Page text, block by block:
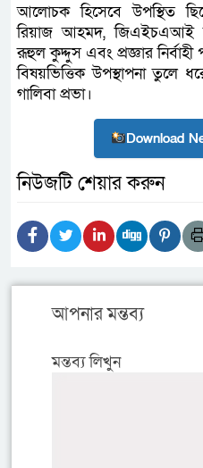
আলোচক হিসেবে উপস্থিত
রিয়াজ আহমদ, জিএইচএআই
রূহুল কুদ্দুস এবং প্রজ্ঞার
বিষয়ভিত্তিক উপস্থাপনা তুলে
গালিবা প্রভা।
Download
নিউজটি শেয়ার করুন
আপনার মন্তব্য
মন্তব্য লিখুন